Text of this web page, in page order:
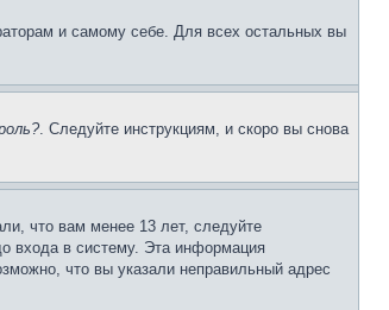
и самому себе. Для всех остальных вы
. Следуйте инструкциям, и скоро вы снова
что вам менее 13 лет, следуйте
входа в систему. Эта информация
что вы указали неправильный адрес